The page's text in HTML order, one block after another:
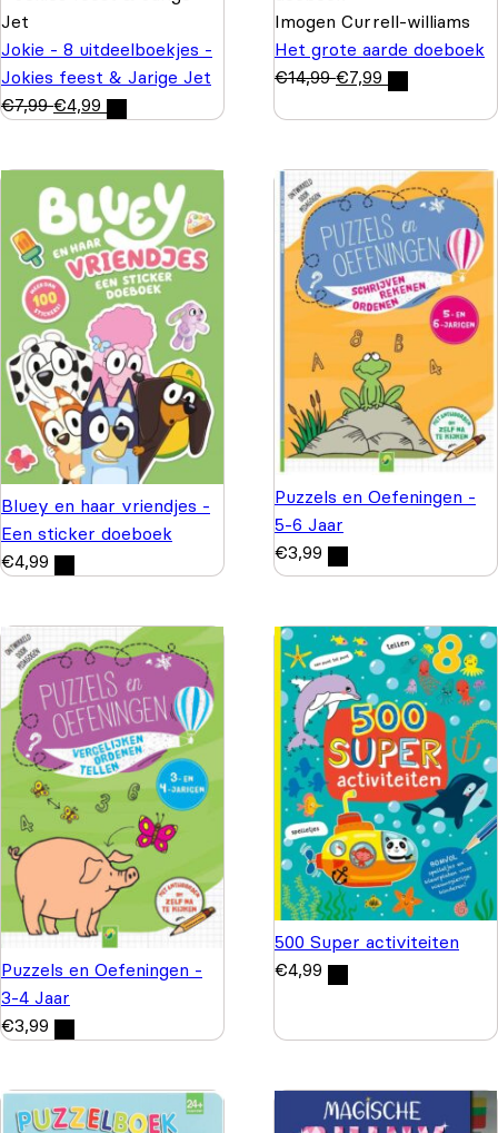
Jokie - 8 uitdeelboekjes -
Jokies feest & Jarige Jet
€7,99 €4,99
Imogen Currell-williams
Het grote aarde doeboek
€14,99 €7,99
Bluey en haar vriendjes -
Een sticker doeboek
€4,99
Puzzels en Oefeningen -
5-6 Jaar
€3,99
Puzzels en Oefeningen -
3-4 Jaar
€3,99
500 Super activiteiten
€4,99